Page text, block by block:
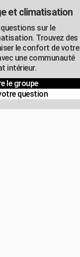
et climatisation
sur le
Trouvez des
le confort de votre
une communauté
intérieur.
le groupe
question